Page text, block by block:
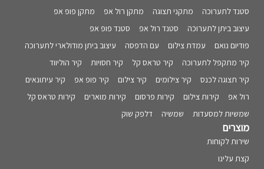
מתקן פופ אפ
מתקן רול אפ מתקני תצוגה
סטנד לתערוכה
סטנד פופ אפ
סטנד רול אפ
עיצוב ביתן לתערוכה
עיצוב ביתן מודולארי לתערוכה
עם הדפסה עמדת צילום
פודיום נואם
קיר הוליווד
קיר חסויות קיר טראס קל
קיר מתקפל לתערוכה
קיר עיתונאים
קיר פופ אפ קיר צילום קיר צילומים
קיר תצוגה לכנס
קירות טראס קל
קירות מוארים קירות פרסום קירות צילום
רול אפ
דלפק שוק
שמשיה שמשיות למסעדות
מוצרים
שירות לקוחות
קצת עלינו